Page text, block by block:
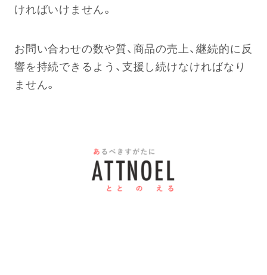
ければいけません。
お問い合わせの数や質、商品の売上、継続的に反
響を持続できるよう、支援し続けなければなり
ません。